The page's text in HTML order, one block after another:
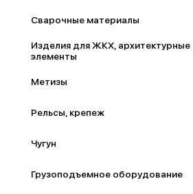
Сварочные материалы
Изделия для ЖКХ, архитектурные
элементы
Метизы
Рельсы, крепеж
Чугун
Грузоподъемное оборудование